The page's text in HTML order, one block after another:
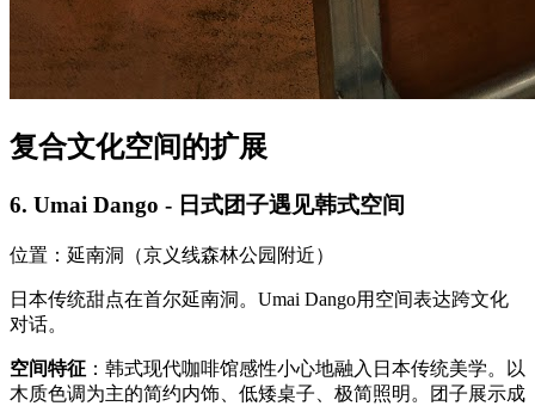
复合文化空间的扩展
6. Umai Dango - 日式团子遇见韩式空间
位置：延南洞（京义线森林公园附近）
日本传统甜点在首尔延南洞。Umai Dango用空间表达跨文化
对话。
空间特征 ：韩式现代咖啡馆感性小心地融入日本传统美学。以
木质色调为主的简约内饰、低矮桌子、极简照明。团子展示成